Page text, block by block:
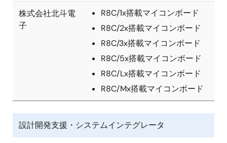
株式会社北斗電
子
R8C/1x搭載マイコンボード
R8C/2x搭載マイコンボード
R8C/3x搭載マイコンボード
R8C/5x搭載マイコンボード
R8C/Lx搭載マイコンボード
R8C/Mx搭載マイコンボード
設計開発支援・システムインテグレータ